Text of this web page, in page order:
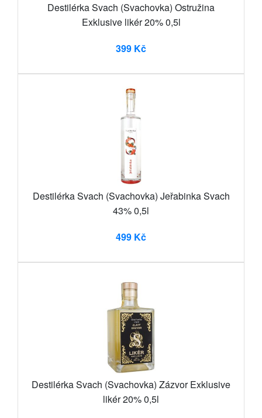
Destilérka Svach (Svachovka) Ostružina
Exklusive likér 20% 0,5l
399 Kč
Destilérka Svach (Svachovka) Jeřabinka Svach
43% 0,5l
499 Kč
Destilérka Svach (Svachovka) Zázvor Exklusive
likér 20% 0,5l